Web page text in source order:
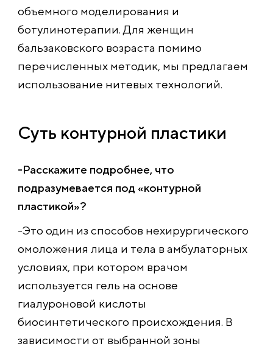
объемного моделирования и
ботулинотерапии. Для женщин
бальзаковского возраста помимо
перечисленных методик, мы предлагаем
использование нитевых технологий.
Суть контурной пластики
-Расскажите подробнее, что
подразумевается под «контурной
пластикой»?
-Это один из способов нехирургического
омоложения лица и тела в амбулаторных
условиях, при котором врачом
используется гель на основе
гиалуроновой кислоты
биосинтетического происхождения. В
зависимости от выбранной зоны